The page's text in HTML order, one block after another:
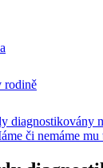
rodině
diagnostikovány
či nemáme mu